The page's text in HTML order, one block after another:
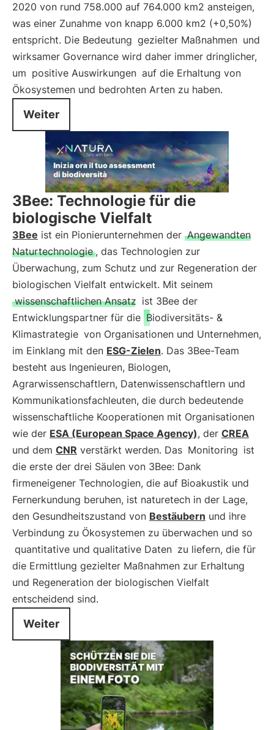
2020 von rund 758.000 auf 764.000 km2 ansteigen,
was einer Zunahme von knapp 6.000 km2 (+0,50%)
entspricht. Die Bedeutung gezielter Maßnahmen und
wirksamer Governance wird daher immer dringlicher,
um positive Auswirkungen auf die Erhaltung von
Ökosystemen und bedrohten Arten zu haben.
Weiter
3Bee: Technologie für die
biologische Vielfalt
3Bee ist ein Pionierunternehmen der Angewandten
Naturtechnologie , das Technologien zur
Überwachung, zum Schutz und zur Regeneration der
biologischen Vielfalt entwickelt. Mit seinem
wissenschaftlichen Ansatz ist 3Bee der
Entwicklungspartner für die Biodiversitäts- &
Klimastrategie von Organisationen und Unternehmen,
im Einklang mit den ESG-Zielen. Das 3Bee-Team
besteht aus Ingenieuren, Biologen,
Agrarwissenschaftlern, Datenwissenschaftlern und
Kommunikationsfachleuten, die durch bedeutende
wissenschaftliche Kooperationen mit Organisationen
wie der ESA (European Space Agency), der CREA
und dem CNR verstärkt werden. Das Monitoring ist
die erste der drei Säulen von 3Bee: Dank
firmeneigener Technologien, die auf Bioakustik und
Fernerkundung beruhen, ist naturetech in der Lage,
den Gesundheitszustand von Bestäubern und ihre
Verbindung zu Ökosystemen zu überwachen und so
quantitative und qualitative Daten zu liefern, die für
die Ermittlung gezielter Maßnahmen zur Erhaltung
und Regeneration der biologischen Vielfalt
entscheidend sind.
Weiter